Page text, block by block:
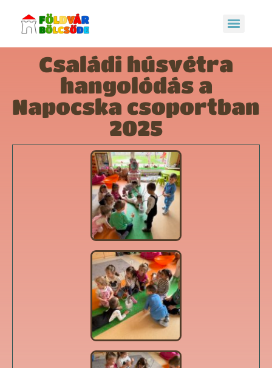
Családi húsvétra
hangolódás a
Napocska csoportban
2025